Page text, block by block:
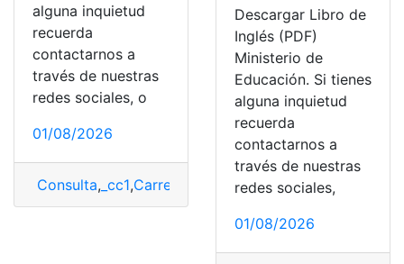
alguna inquietud
recuerda
contactarnos a
través de nuestras
redes sociales, o
01/08/2026
Consulta, _cc1,Carreras UPSE ,ingreso universidad
Descargar Libro de
Inglés (PDF)
Ministerio de
Educación. Si tienes
alguna inquietud
recuerda
contactarnos a
través de nuestras
redes sociales,
01/08/2026